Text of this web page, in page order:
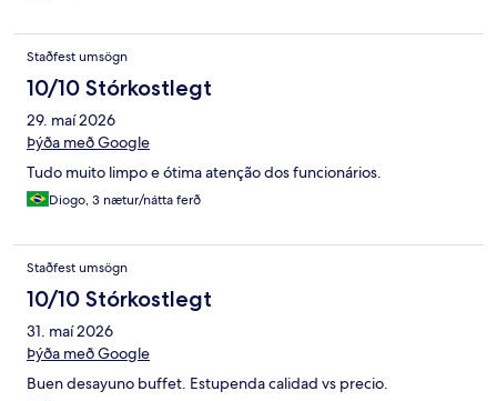
Staðfest umsögn
10/10 Stórkostlegt
29. maí 2026
Þýða með Google
Tudo muito limpo e ótima atenção dos funcionários.
Diogo, 3 nætur/nátta ferð
Staðfest umsögn
10/10 Stórkostlegt
31. maí 2026
Þýða með Google
Buen desayuno buffet. Estupenda calidad vs precio.